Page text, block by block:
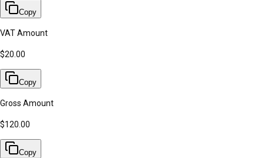
Copy
VAT Amount
$20.00
Copy
Gross Amount
$120.00
Copy